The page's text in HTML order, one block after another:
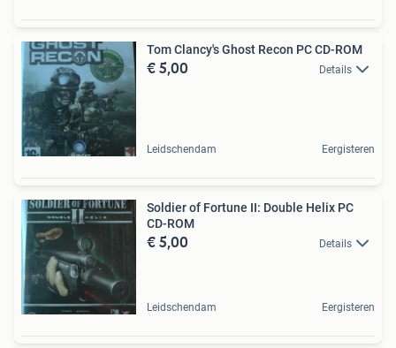
Tom Clancy's Ghost Recon PC CD-ROM
€ 5,00 Details
Leidschendam Eergisteren
Soldier of Fortune II: Double Helix PC
CD-ROM
€ 5,00 Details
Leidschendam Eergisteren